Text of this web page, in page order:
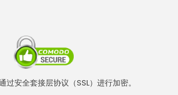
过安全套接层协议（SSL）进行加密。